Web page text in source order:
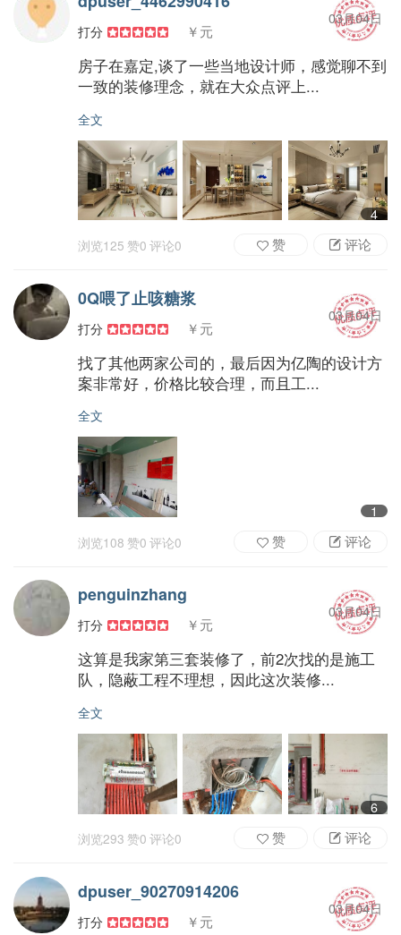
打分 ￥元
03月04日
房子在嘉定,谈了一些当地设计师，感觉聊不到
一致的装修理念，就在大众点评上...
全文
4
浏览125 赞0 评论0 评论
赞
0Q喂了止咳糖浆
打分 ￥元
03月04日
找了其他两家公司的，最后因为亿陶的设计方
案非常好，价格比较合理，而且工...
全文
1
浏览108 赞0 评论0 评论
赞
penguinzhang
打分 ￥元
03月04日
这算是我家第三套装修了，前2次找的是施工
队，隐蔽工程不理想，因此这次装修...
全文
6
浏览293 赞0 评论0 评论
赞
dpuser_90270914206
打分 ￥元
03月04日